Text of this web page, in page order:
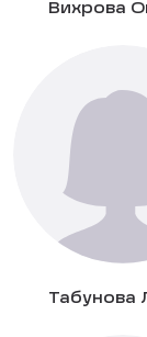
Вихрова
Табунова